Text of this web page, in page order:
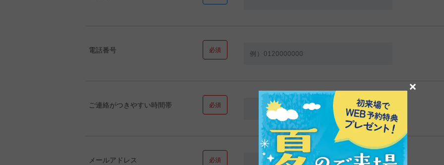
電話番号 必須
ご連絡がつきやすい時間帯 必須
メールアドレス 必須
×